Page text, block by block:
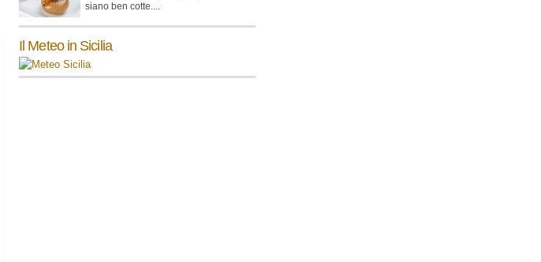
siano ben cotte....
Il Meteo in Sicilia